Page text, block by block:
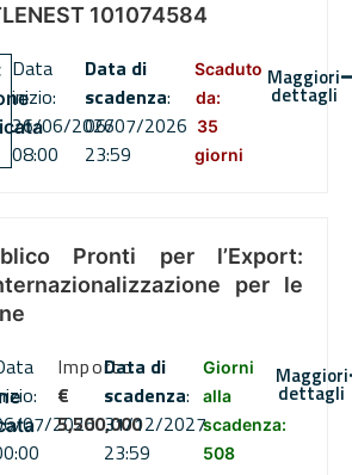
101074584
Data
inizio:
26/06/2026
08:00
Data di
scadenza:
06/07/2026
23:59
Scaduto
da:
35
giorni
Maggiori
dettagli
Pronti per l’Export:
per le
07/2026
Importo
€
5,500,000
Data di
scadenza:
31/12/2027
23:59
Giorni
alla
scadenza:
508
Maggiori
dettagli